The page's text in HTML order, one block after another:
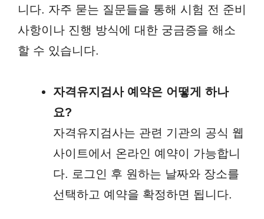
니다. 자주 묻는 질문들을 통해 시험 전 준비
사항이나 진행 방식에 대한 궁금증을 해소
할 수 있습니다.
자격유지검사 예약은 어떻게 하나
요?
자격유지검사는 관련 기관의 공식 웹
사이트에서 온라인 예약이 가능합니
다. 로그인 후 원하는 날짜와 장소를
선택하고 예약을 확정하면 됩니다.